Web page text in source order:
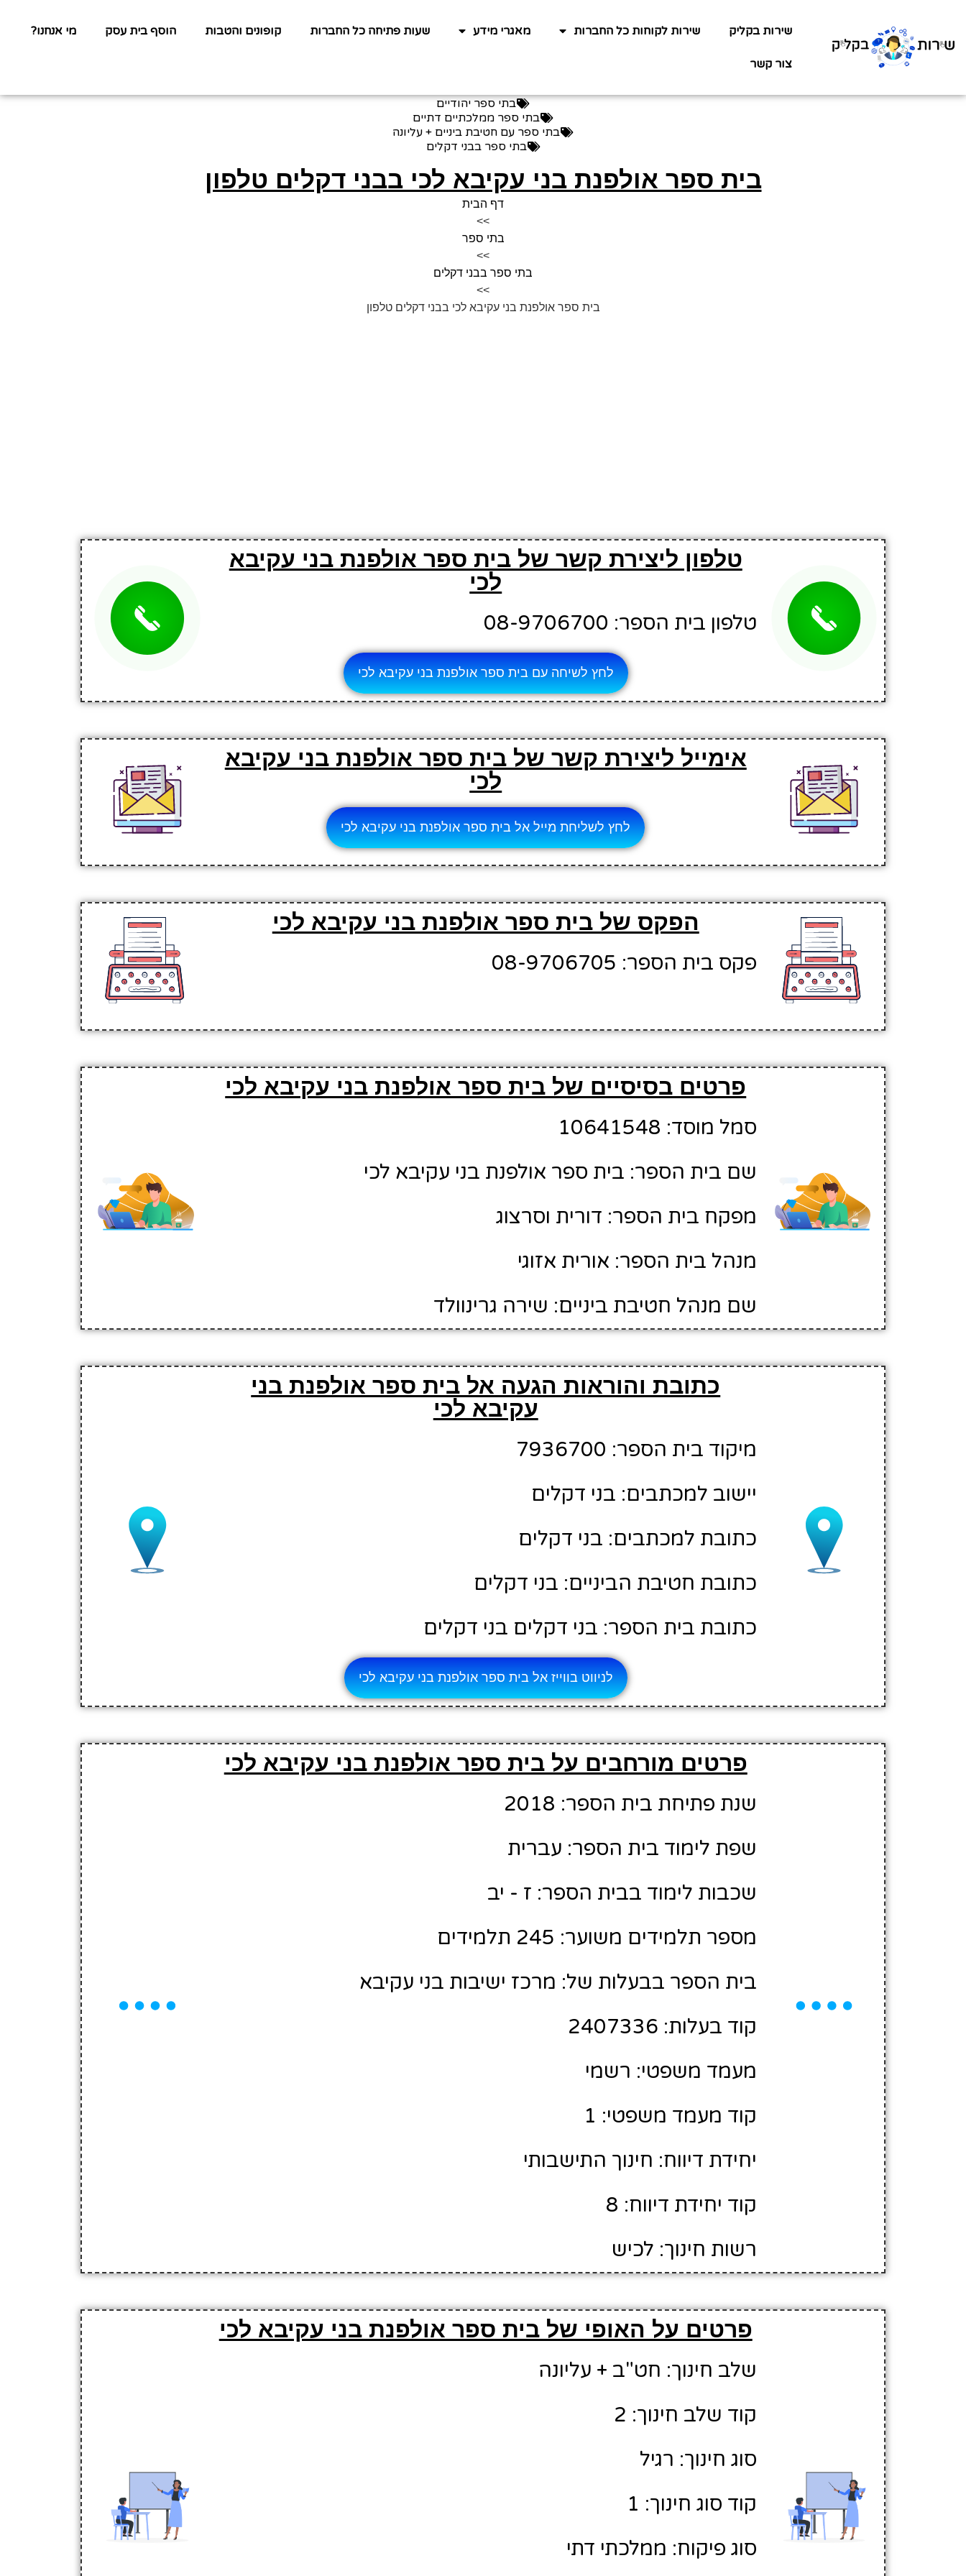
שירות בקליק שירות לקוחות כל החברות מאגרי מידע שעות פתיחה כל החברות קופונים והטבות הוסף בית עסק מי אנחנו?
צור קשר
בתי ספר יהודיים
בתי ספר ממלכתיים דתיים
בתי ספר עם חטיבת ביניים + עליונה
בתי ספר בבני דקלים
בית ספר אולפנת בני עקיבא לכי בבני דקלים טלפון
דף הבית
>>
בתי ספר
>>
בתי ספר בבני דקלים
>>
בית ספר אולפנת בני עקיבא לכי בבני דקלים טלפון
טלפון ליצירת קשר של בית ספר אולפנת בני עקיבא
לכי
טלפון בית הספר: 08-9706700
לחץ לשיחה עם בית ספר אולפנת בני עקיבא לכי
אימייל ליצירת קשר של בית ספר אולפנת בני עקיבא
לכי
לחץ לשליחת מייל אל בית ספר אולפנת בני עקיבא לכי
הפקס של בית ספר אולפנת בני עקיבא לכי
פקס בית הספר: 08-9706705
פרטים בסיסיים של בית ספר אולפנת בני עקיבא לכי
סמל מוסד: 10641548
שם בית הספר: בית ספר אולפנת בני עקיבא לכי
מפקח בית הספר: דורית וסרצוג
מנהל בית הספר: אורית אזוגי
שם מנהל חטיבת ביניים: שירה גרינוולד
כתובת והוראות הגעה אל בית ספר אולפנת בני
עקיבא לכי
מיקוד בית הספר: 7936700
יישוב למכתבים: בני דקלים
כתובת למכתבים: בני דקלים
כתובת חטיבת הביניים: בני דקלים
כתובת בית הספר: בני דקלים בני דקלים
לניווט בווייז אל בית ספר אולפנת בני עקיבא לכי
פרטים מורחבים על בית ספר אולפנת בני עקיבא לכי
שנת פתיחת בית הספר: 2018
שפת לימוד בית הספר: עברית
שכבות לימוד בבית הספר: ז - יב
מספר תלמידים משוער: 245 תלמידים
בית הספר בבעלות של: מרכז ישיבות בני עקיבא
קוד בעלות: 2407336
מעמד משפטי: רשמי
קוד מעמד משפטי: 1
יחידת דיווח: חינוך התישבותי
קוד יחידת דיווח: 8
רשות חינוך: לכיש
פרטים על האופי של בית ספר אולפנת בני עקיבא לכי
שלב חינוך: חט"ב + עליונה
קוד שלב חינוך: 2
סוג חינוך: רגיל
קוד סוג חינוך: 1
סוג פיקוח: ממלכתי דתי